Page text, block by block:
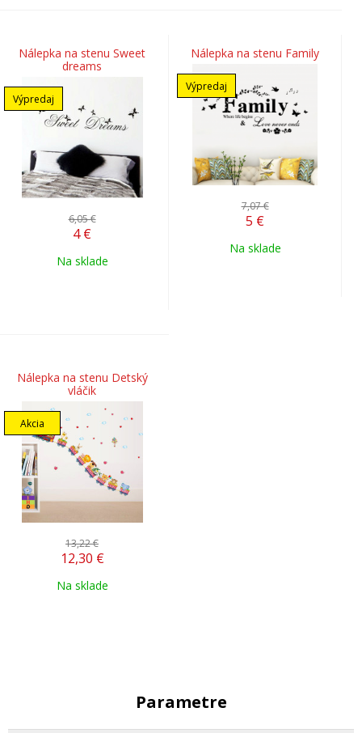
Nálepka na stenu Sweet
dreams
Výpredaj
6,05 €
4 €
Na sklade
Nálepka na stenu Family
Výpredaj
7,07 €
5 €
Na sklade
Nálepka na stenu Detský
vláčik
Akcia
13,22 €
12,30 €
Na sklade
Parametre